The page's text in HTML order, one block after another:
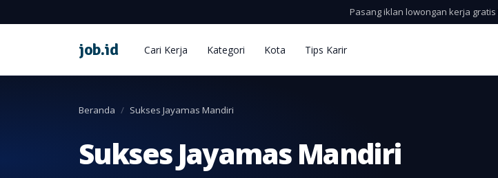
Pasang iklan lowongan kerja gratis
job.id Cari Kerja Kategori Kota Tips Karir
Beranda Sukses Jayamas Mandiri
Sukses Jayamas Mandiri